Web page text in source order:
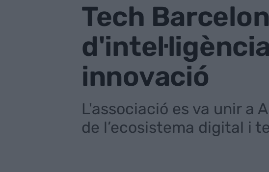
Tech
innovació
L'associació es va unir a
de l’ecosistema digital i